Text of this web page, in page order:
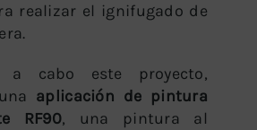
realizar el ignifugado de
a cabo este proyecto,
aplicación de pintura
RF90, una pintura al